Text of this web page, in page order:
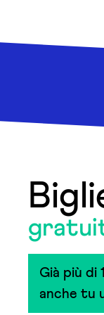
Già più di
anche tu